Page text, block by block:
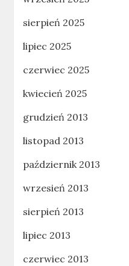
sierpień 2025
lipiec 2025
czerwiec 2025
kwiecień 2025
grudzień 2013
listopad 2013
październik 2013
wrzesień 2013
sierpień 2013
lipiec 2013
czerwiec 2013